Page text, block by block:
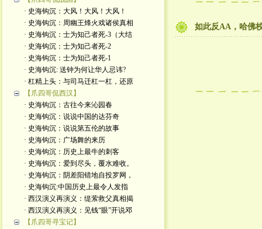
· 史海钩沉：大风！大风！大风！
· 史海钩沉：周幽王烽火戏诸侯真相
· 史海钩沉：士为知己者死-3（大结
· 史海钩沉：士为知己者死-2
· 史海钩沉：士为知己者死-1
· 史海钩沉: 送钟为何让华人忌讳?
· 杠精上头：与司马迁杠一杠，还原
【爪四哥侃西汉】
· 史海钩沉：古往今来沁园春
· 史海钩沉：说说中国的达芬奇
· 史海钩沉：说说第五伦的故事
· 史海钩沉：广场舞的来历
· 史海钩沉：历史上最牛的刺客
· 史海钩沉：爱到尽头，覆水难收。
· 史海钩沉：阴差阳错地自投罗网，
· 史海钩沉:中国历史上最令人发指
· 西汉演义再演义：缇萦救父真相揭
· 西汉演义再演义：见钱“眼”开说邓
【爪四哥寻宝记】
如此反AA，哈佛